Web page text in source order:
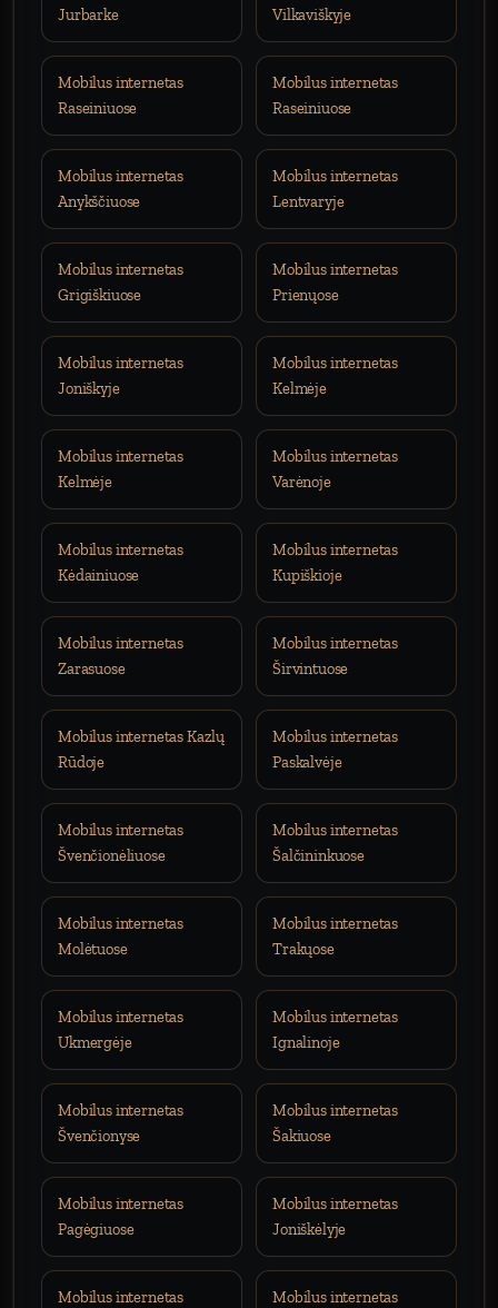
Jurbarke Vilkaviškyje
Mobilus internetas
Raseiniuose
Mobilus internetas
Raseiniuose
Mobilus internetas
Anykščiuose
Mobilus internetas
Lentvaryje
Mobilus internetas
Grigiškiuose
Mobilus internetas
Prienųose
Mobilus internetas
Joniškyje
Mobilus internetas
Kelmėje
Mobilus internetas
Kelmėje
Mobilus internetas
Varėnoje
Mobilus internetas
Kėdainiuose
Mobilus internetas
Kupiškioje
Mobilus internetas
Zarasuose
Mobilus internetas
Širvintuose
Mobilus internetas Kazlų
Rūdoje
Mobilus internetas
Paskalvėje
Mobilus internetas
Švenčionėliuose
Mobilus internetas
Šalčininkuose
Mobilus internetas
Molėtuose
Mobilus internetas
Trakųose
Mobilus internetas
Ukmergėje
Mobilus internetas
Ignalinoje
Mobilus internetas
Švenčionyse
Mobilus internetas
Šakiuose
Mobilus internetas
Pagėgiuose
Mobilus internetas
Joniškėlyje
Mobilus internetas
Mobilus internetas